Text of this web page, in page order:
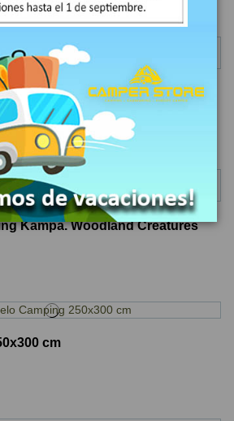
Kampa. Animal Traffic
Kampa. Woodland Creatures
cm